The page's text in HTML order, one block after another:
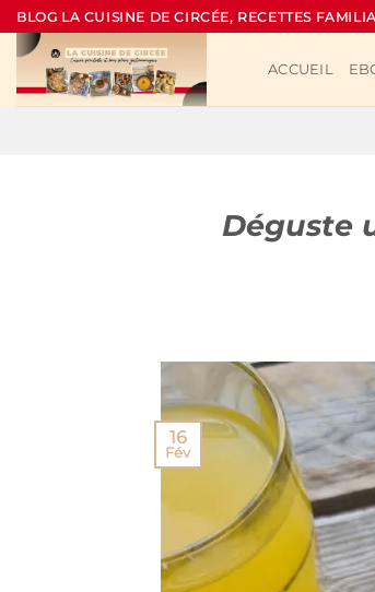
Passer
au
contenu
BLOG LA CUISINE DE CIRCÉE, RECETTES
ACCUEIL
Déguste
16
Fév